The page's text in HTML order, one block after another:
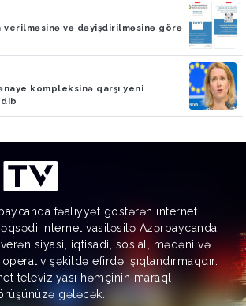
verilməsinə və dəyişdirilməsinə görə
kompleksinə qarşı yeni
fəaliyyət göstərən internet
internet vasitəsilə Azərbaycanda
siyasi, iqtisadi, sosial, mədəni və
şəkildə efirdə işıqlandırmaqdır.
televiziyası həmçinin maraqlı
gələcək.